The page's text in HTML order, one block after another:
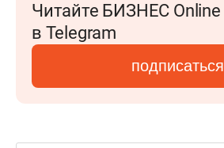
Читайте БИЗНЕС Online
в Telegram
подписаться